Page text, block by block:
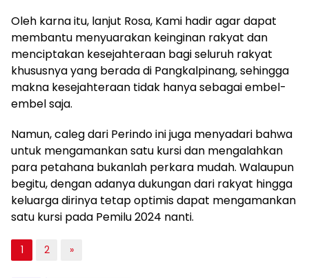
Oleh karna itu, lanjut Rosa, Kami hadir agar dapat
membantu menyuarakan keinginan rakyat dan
menciptakan kesejahteraan bagi seluruh rakyat
khususnya yang berada di Pangkalpinang, sehingga
makna kesejahteraan tidak hanya sebagai embel-
embel saja.
Namun, caleg dari Perindo ini juga menyadari bahwa
untuk mengamankan satu kursi dan mengalahkan
para petahana bukanlah perkara mudah. Walaupun
begitu, dengan adanya dukungan dari rakyat hingga
keluarga dirinya tetap optimis dapat mengamankan
satu kursi pada Pemilu 2024 nanti.
1 2 »